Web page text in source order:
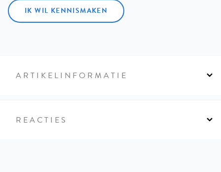
IK WIL KENNISMAKEN
ARTIKELINFORMATIE
REACTIES